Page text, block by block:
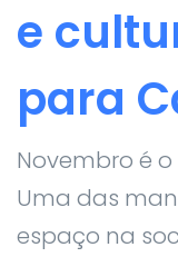
e
para
Novembro é
Uma das
espaço na